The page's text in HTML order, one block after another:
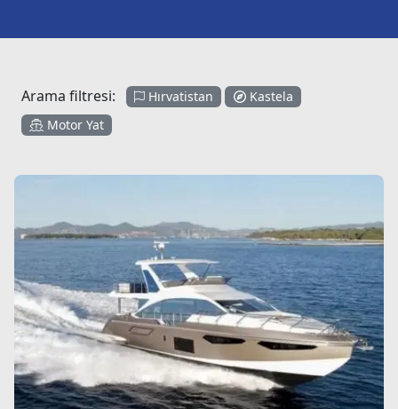
Arama filtresi: Hırvatistan
Kastela
Motor Yat